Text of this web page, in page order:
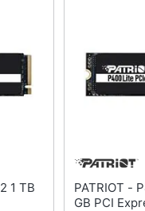
PATRIOT - P400 Lite M. 2 500
GB PCI